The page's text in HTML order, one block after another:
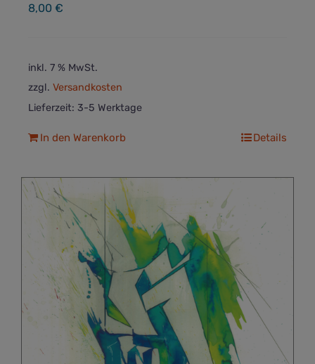
8,00 €
inkl. 7 % MwSt.
zzgl. Versandkosten
Lieferzeit: 3-5 Werktage
In den Warenkorb Details